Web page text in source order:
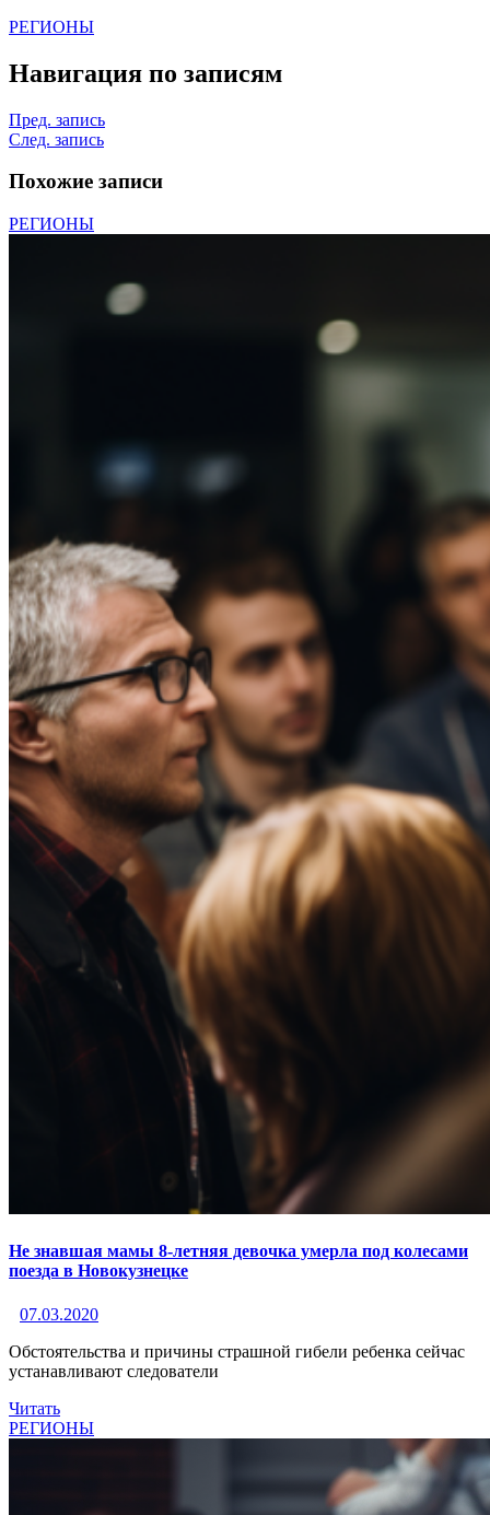
РЕГИОНЫ
Навигация по записям
Пред. запись
След. запись
Похожие записи
РЕГИОНЫ
Не знавшая мамы 8-летняя девочка умерла под колесами
поезда в Новокузнецке
07.03.2020
Обстоятельства и причины страшной гибели ребенка сейчас
устанавливают следователи
Читать
РЕГИОНЫ